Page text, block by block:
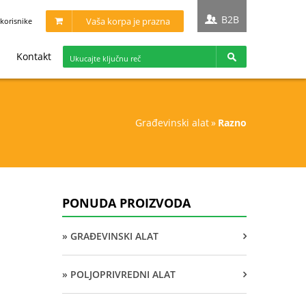
građevinski alat» razno
Vaša korpa je prazna B2B
Kontakt
PONUDA PROIZVODA
» GRAĐEVINSKI ALAT
» POLJOPRIVREDNI ALAT